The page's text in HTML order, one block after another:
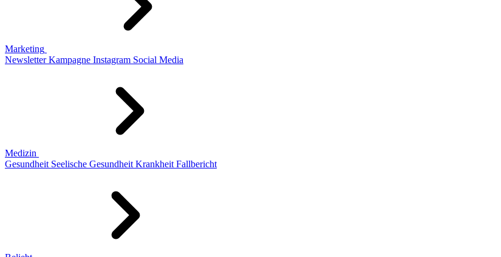
Marketing
Newsletter Kampagne Instagram Social Media
Medizin
Gesundheit Seelische Gesundheit Krankheit Fallbericht